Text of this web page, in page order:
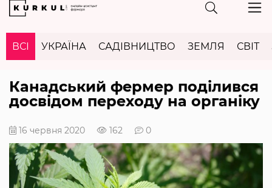
ВСІ УКРАЇНА САДІВНИЦТВО ЗЕМЛЯ СВІТ
Канадський фермер поділився
досвідом переходу на органіку
16 червня 2020 162 0